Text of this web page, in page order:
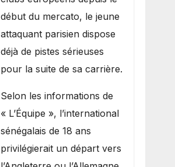
recruter Ibrahim
Mbaye
début du mercato, le jeune
attaquant parisien dispose
déjà de pistes sérieuses
pour la suite de sa carrière.
Selon les informations de
« L’Équipe », l’international
sénégalais de 18 ans
privilégierait un départ vers